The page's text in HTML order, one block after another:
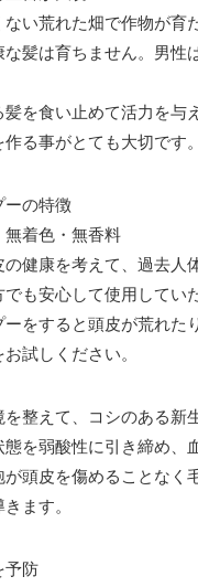
ない荒れた畑で作物が育
な髪は育ちません。男性
髪を食い止めて活力を与
る事がとても大切です。
ーの特徴
無着色・無香料
の健康を考えて、過去人
も安心して使用してい
ーをすると頭皮が荒れた
試しください。
を整えて、コシのある新
態を弱酸性に引き締め、
が頭皮を傷めることなく
ます。
予防